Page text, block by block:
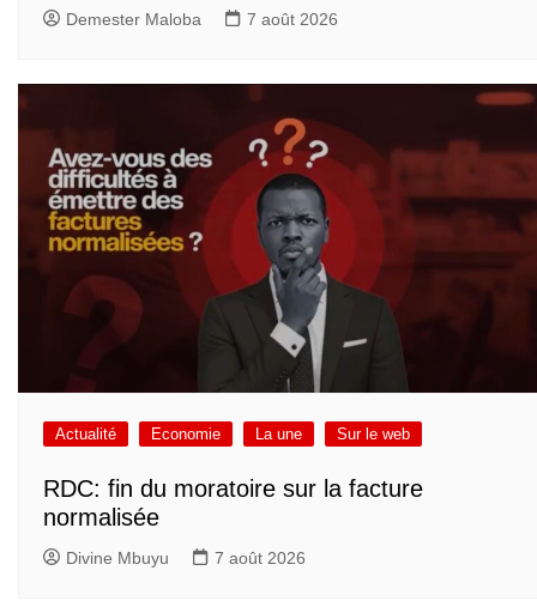
Demester Maloba 7 août 2026
Actualité Economie La une Sur le web
RDC: fin du moratoire sur la facture
normalisée
Divine Mbuyu 7 août 2026